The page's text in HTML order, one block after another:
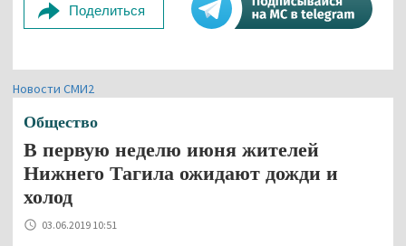
Поделиться
Новости СМИ2
Общество
В первую неделю июня жителей
Нижнего Тагила ожидают дожди и
холод
03.06.2019 10:51